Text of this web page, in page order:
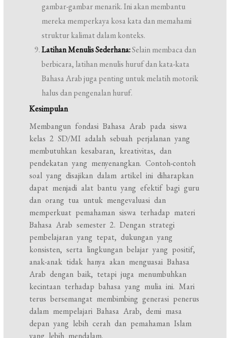
gambar-gambar menarik. Ini akan membantu
mereka memperkaya kosa kata dan memahami
struktur kalimat dalam konteks.
Latihan Menulis Sederhana:Selain membaca dan
berbicara, latihan menulis huruf dan kata-kata
Bahasa Arab juga penting untuk melatih motorik
halus dan pengenalan huruf.
Kesimpulan
Membangun fondasi Bahasa Arab pada siswa
kelas 2 SD/MI adalah sebuah perjalanan yang
membutuhkan kesabaran, kreativitas, dan
pendekatan yang menyenangkan. Contoh-contoh
soal yang disajikan dalam artikel ini diharapkan
dapat menjadi alat bantu yang efektif bagi guru
dan orang tua untuk mengevaluasi dan
memperkuat pemahaman siswa terhadap materi
Bahasa Arab semester 2. Dengan strategi
pembelajaran yang tepat, dukungan yang
konsisten, serta lingkungan belajar yang positif,
anak-anak tidak hanya akan menguasai Bahasa
Arab dengan baik, tetapi juga menumbuhkan
kecintaan terhadap bahasa yang mulia ini. Mari
terus bersemangat membimbing generasi penerus
dalam mempelajari Bahasa Arab, demi masa
depan yang lebih cerah dan pemahaman Islam
yang lebih mendalam.